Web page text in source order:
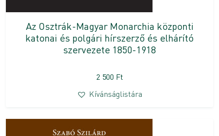
Az Osztrák-Magyar Monarchia központi
katonai és polgári hírszerző és elhárító
szervezete 1850-1918
2 500 Ft
Kívánságlistára